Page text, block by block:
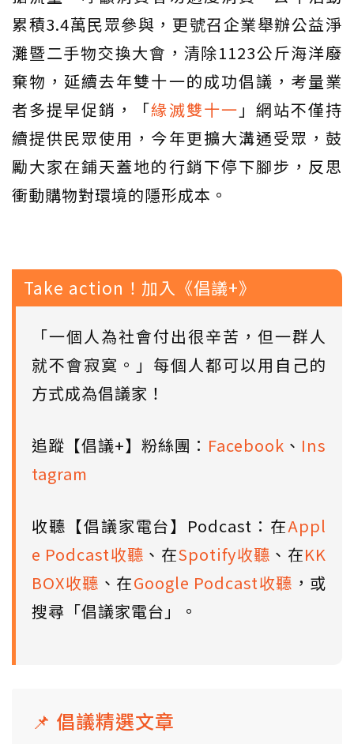
累積3.4萬民眾參與，更號召企業舉辦公益淨
灘暨二手物交換大會，清除1123公斤海洋廢
棄物，延續去年雙十一的成功倡議，考量業
者多提早促銷，「緣滅雙十一 」網站不僅持
續提供民眾使用，今年更擴大溝通受眾，鼓
勵大家在鋪天蓋地的行銷下停下腳步，反思
衝動購物對環境的隱形成本。
Take action！加入《倡議+》
「一個人為社會付出很辛苦，但一群人
就不會寂寞。」每個人都可以用自己的
方式成為倡議家！
追蹤【倡議+】粉絲團： Facebook 、 Ins
tagram
收聽【倡議家電台】Podcast：在Appl
e Podcast收聽 、在Spotify收聽 、在KK
BOX收聽 、在Google Podcast收聽 ，或
搜尋「倡議家電台」。
📌 倡議精選文章